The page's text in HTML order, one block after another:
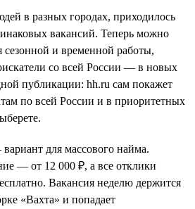
в разных городах, приходилось
вакансий. Теперь можно
сезонной и временной работы,
со всей России — в новых
публикации: hh.ru сам покажет
по всей России и в приоритетных
для массового найма.
— от 12 000 ₽, а все отклики
Вакансия неделю держится
«Вахта» и попадает